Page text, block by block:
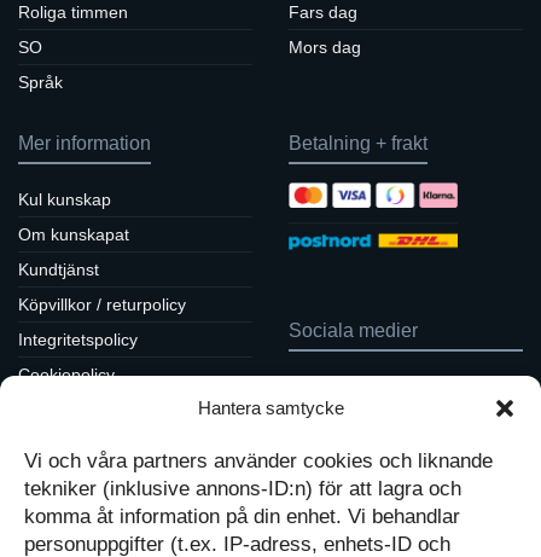
Hantera samtycke
Vi och våra partners använder cookies och liknande
tekniker (inklusive annons-ID:n) för att lagra och
komma åt information på din enhet. Vi behandlar
personuppgifter (t.ex. IP-adress, enhets-ID och
Roliga timmen
SO
Språk
Fars dag
Mors dag
Mer information
Kul kunskap
Om kunskapat
Kundtjänst
Köpvillkor / returpolicy
Integritetspolicy
Cookiepolicy
Kassan
Betalning + frakt
Sociala medier
Tavlor på Instagram
Diskutera på LinkedIn
Varukorg Kunskapat